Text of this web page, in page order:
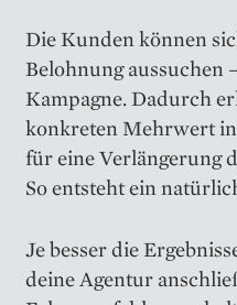
Die Kunden können
Belohnung aussuchen
Kampagne. Dadurch
konkreten Mehrwert
für eine Verlängerung
So entsteht ein
Je besser die
deine Agentur